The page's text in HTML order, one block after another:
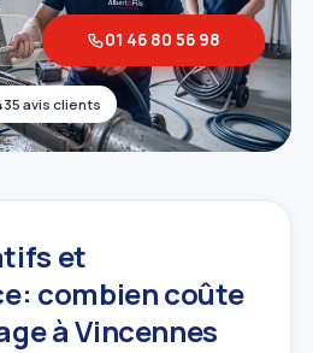
avis clients
01 46 80 56 98
et
combien coûte
à Vincennes